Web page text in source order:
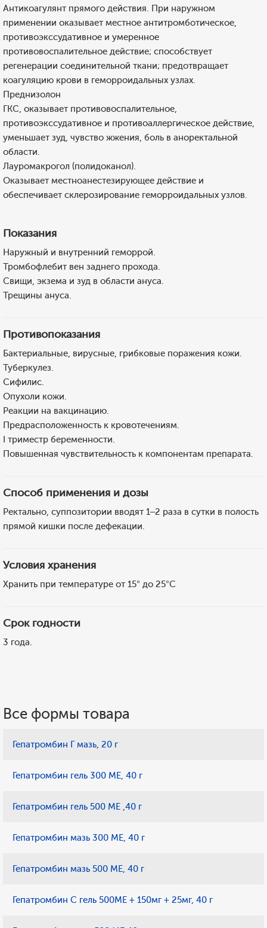
Антикоагулянт прямого действия. При наружном
применении оказывает местное антитромботическое,
противоэкссудативное и умеренное
противовоспалительное действие; способствует
регенерации соединительной ткани; предотвращает
коагуляцию крови в геморроидальных узлах.
Преднизолон
ГКС, оказывает противовоспалительное,
противоэкссудативное и противоаллергическое действие,
уменьшает зуд, чувство жжения, боль в аноректальной
области.
Лауромакрогол (полидоканол).
Оказывает местноанестезирующее действие и
обеспечивает склерозирование геморроидальных узлов.
Показания
Наружный и внутренний геморрой.
Тромбофлебит вен заднего прохода.
Свищи, экзема и зуд в области ануса.
Трещины ануса.
Противопоказания
Бактериальные, вирусные, грибковые поражения кожи.
Туберкулез.
Сифилис.
Опухоли кожи.
Реакции на вакцинацию.
Предрасположенность к кровотечениям.
I триместр беременности.
Повышенная чувствительность к компонентам препарата.
Способ применения и дозы
Ректально, суппозитории вводят 1–2 раза в сутки в полость
прямой кишки после дефекации.
Условия хранения
Хранить при температуре от 15° до 25°С
Срок годности
3 года.
Все формы товара
Гепатромбин Г мазь, 20 г
Гепатромбин гель 300 MЕ, 40 г
Гепатромбин гель 500 MЕ ,40 г
Гепатромбин мазь 300 MЕ, 40 г
Гепатромбин мазь 500 MЕ, 40 г
Гепатромбин С гель 500МЕ + 150мг + 25мг, 40 г